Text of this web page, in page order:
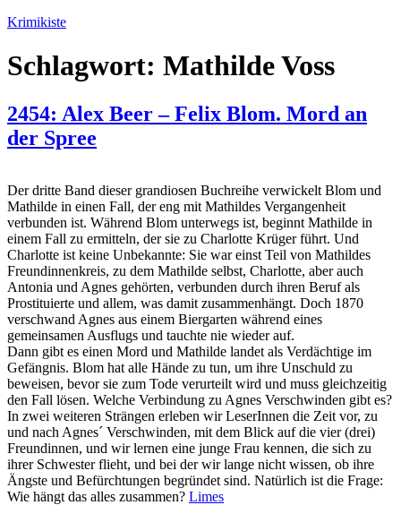
Zum
springen
Krimikiste
Schlagwort: Mathilde Voss
2454: Alex Beer – Felix Blom. Mord an
der Spree
Der dritte Band dieser grandiosen Buchreihe verwickelt Blom und
Mathilde in einen Fall, der eng mit Mathildes Vergangenheit
verbunden ist. Während Blom unterwegs ist, beginnt Mathilde in
einem Fall zu ermitteln, der sie zu Charlotte Krüger führt. Und
Charlotte ist keine Unbekannte: Sie war einst Teil von Mathildes
Freundinnenkreis, zu dem Mathilde selbst, Charlotte, aber auch
Antonia und Agnes gehörten, verbunden durch ihren Beruf als
Prostituierte und allem, was damit zusammenhängt. Doch 1870
verschwand Agnes aus einem Biergarten während eines
gemeinsamen Ausflugs und tauchte nie wieder auf.
Dann gibt es einen Mord und Mathilde landet als Verdächtige im
Gefängnis. Blom hat alle Hände zu tun, um ihre Unschuld zu
beweisen, bevor sie zum Tode verurteilt wird und muss gleichzeitig
den Fall lösen. Welche Verbindung zu Agnes Verschwinden gibt es?
In zwei weiteren Strängen erleben wir LeserInnen die Zeit vor, zu
und nach Agnes´ Verschwinden, mit dem Blick auf die vier (drei)
Freundinnen, und wir lernen eine junge Frau kennen, die sich zu
ihrer Schwester flieht, und bei der wir lange nicht wissen, ob ihre
Ängste und Befürchtungen begründet sind. Natürlich ist die Frage:
Wie hängt das alles zusammen? Limes